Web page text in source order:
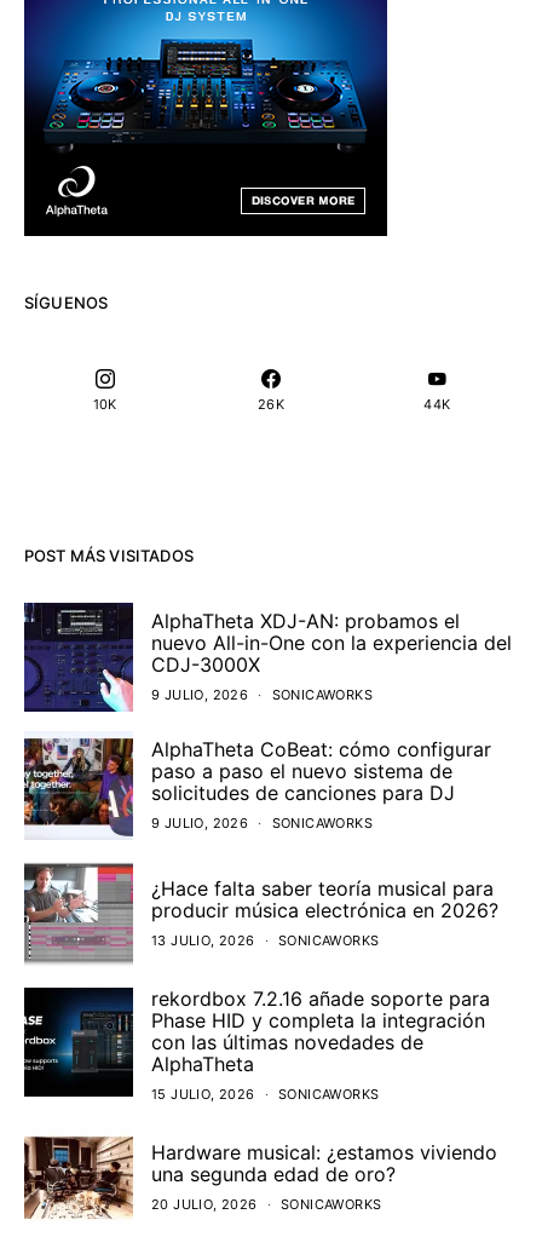
SÍGUENOS
10K 26K 44K
POST MÁS VISITADOS
AlphaTheta XDJ-AN: probamos el
nuevo All-in-One con la experiencia del
CDJ-3000X
9 JULIO, 2026 SONICAWORKS
AlphaTheta CoBeat: cómo configurar
paso a paso el nuevo sistema de
solicitudes de canciones para DJ
9 JULIO, 2026 SONICAWORKS
¿Hace falta saber teoría musical para
producir música electrónica en 2026?
13 JULIO, 2026 SONICAWORKS
rekordbox 7.2.16 añade soporte para
Phase HID y completa la integración
con las últimas novedades de
AlphaTheta
15 JULIO, 2026 SONICAWORKS
Hardware musical: ¿estamos viviendo
una segunda edad de oro?
20 JULIO, 2026 SONICAWORKS